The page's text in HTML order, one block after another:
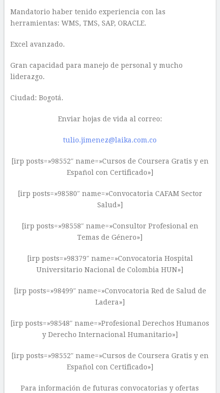
Mandatorio haber tenido experiencia con las
herramientas: WMS, TMS, SAP, ORACLE.
Excel avanzado.
Gran capacidad para manejo de personal y mucho
liderazgo.
Ciudad: Bogotá.
Enviar hojas de vida al correo:
tulio.jimenez@laika.com.co
[irp posts=»98552″ name=»Cursos de Coursera Gratis y en
Español con Certificado»]
[irp posts=»98580″ name=»Convocatoria CAFAM Sector
Salud»]
[irp posts=»98558″ name=»Consultor Profesional en
Temas de Género»]
[irp posts=»98379″ name=»Convocatoria Hospital
Universitario Nacional de Colombia HUN»]
[irp posts=»98499″ name=»Convocatoria Red de Salud de
Ladera»]
[irp posts=»98548″ name=»Profesional Derechos Humanos
y Derecho Internacional Humanitario»]
[irp posts=»98552″ name=»Cursos de Coursera Gratis y en
Español con Certificado»]
Para información de futuras convocatorias y ofertas